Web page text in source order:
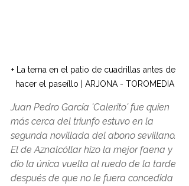
+ La terna en el patio de cuadrillas antes de
hacer el paseíllo | ARJONA - TOROMEDIA
Juan Pedro García 'Calerito' fue quien
más cerca del triunfo estuvo en la
segunda novillada del abono sevillano.
El de Aznalcóllar hizo la mejor faena y
dio la única vuelta al ruedo de la tarde
después de que no le fuera concedida